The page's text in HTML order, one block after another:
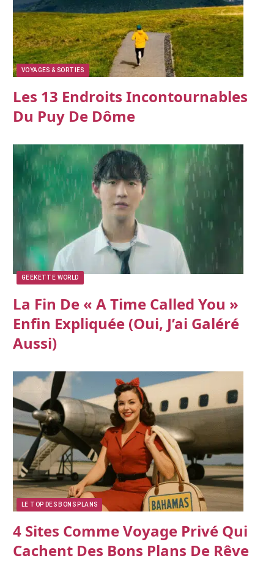
VOYAGES & SORTIES
Les 13 Endroits Incontournables
Du Puy De Dôme
GEEKETTE WORLD
La Fin De « A Time Called You »
Enfin Expliquée (oui, J’ai Galéré
Aussi)
LE TOP DES BONS PLANS
4 Sites Comme Voyage Privé Qui
Cachent Des Bons Plans De Rêve